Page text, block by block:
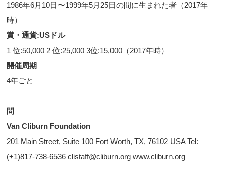
1986年6月10日〜1999年5月25日の間に生まれた者（2017年
時）
賞・通貨:USドル
1 位:50,000 2 位:25,000 3位:15,000（2017年時）
開催周期
4年ごと
問
Van Cliburn Foundation
201 Main Street, Suite 100 Fort Worth, TX, 76102 USA Tel:
(+1)817-738-6536 clistaff@cliburn.org www.cliburn.org